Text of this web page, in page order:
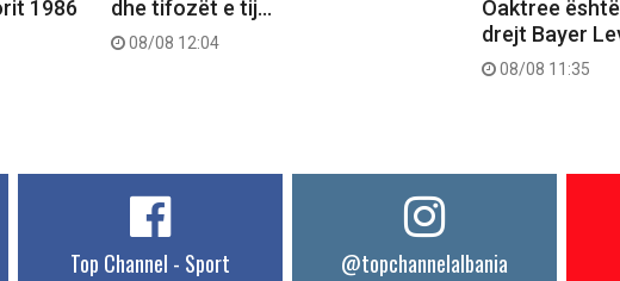
1986
dhe tifozët e tij…
08/08 12:04
Oaktree
drejt Bayer
08/08 11:35
Top Channel - Sport @topchannelalbania